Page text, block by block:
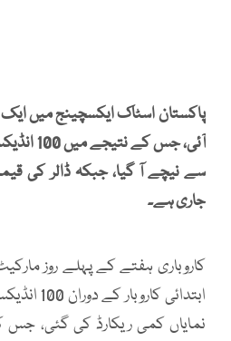
پاکستان اسٹاک ایکسچینج میں
سے نیچے آ گیا، جبکہ ڈالر کی
جاری ہے۔
کاروباری ہفتے کے پہلے روز